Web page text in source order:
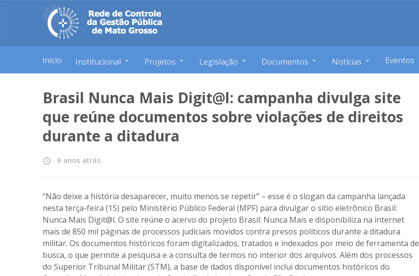
Início Institucional Projetos Legislação Documentos Notícias Eventos
Brasil Nunca Mais Digit@l: campanha divulga site
que reúne documentos sobre violações de direitos
durante a ditadura
access_time 9 anos atrás
“Não deixe a história desaparecer, muito menos se repetir” – esse é o slogan da campanha lançada
nesta terça-feira (15) pelo Ministério Público Federal (MPF) para divulgar o sítio eletrônico Brasil:
Nunca Mais Digit@l. O site reúne o acervo do projeto Brasil: Nunca Mais e disponibiliza na internet
mais de 850 mil páginas de processos judiciais movidos contra presos políticos durante a ditadura
militar. Os documentos históricos foram digitalizados, tratados e indexados por meio de ferramenta de
busca, o que permite a pesquisa e a consulta de termos no interior dos arquivos. Além dos processos
do Superior Tribunal Militar (STM), a base de dados disponível inclui documentos históricos do